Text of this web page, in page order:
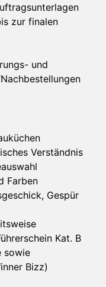
zur finalen
und
Verständnis
Farben
Gespür
Kat. B
sowie
Bizz)